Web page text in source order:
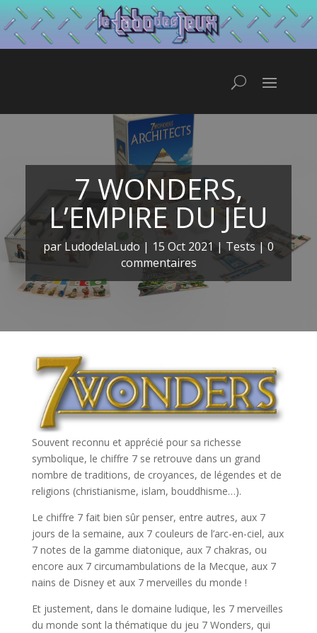
7 WONDERS,
L’EMPIRE DU JEU
par LudodelaLudo | 15 Oct 2021 | Tests | 0
commentaires
Souvent reconnu et apprécié pour sa richesse
symbolique, le chiffre 7 se retrouve dans un grand
nombre de traditions, de croyances, de légendes et de
religions (christianisme, islam, bouddhisme…).
Le chiffre 7 fait bien sûr penser, entre autres, aux 7
jours de la semaine, aux 7 couleurs de l’arc-en-ciel, aux
7 notes de la gamme diatonique, aux 7 chakras, ou
encore aux 7 circumambulations de la Mecque, aux 7
nains de Disney et aux 7 merveilles du monde !
Et justement, dans le domaine ludique, les 7 merveilles
du monde sont la thématique du jeu 7 Wonders, qui